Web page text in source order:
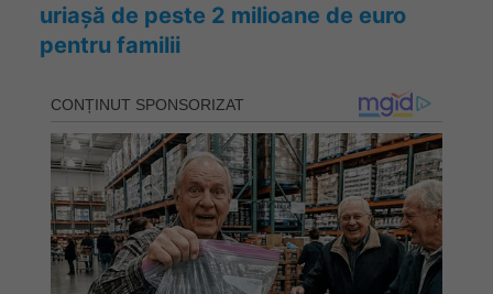
uriașă de peste 2 milioane de euro
pentru familii